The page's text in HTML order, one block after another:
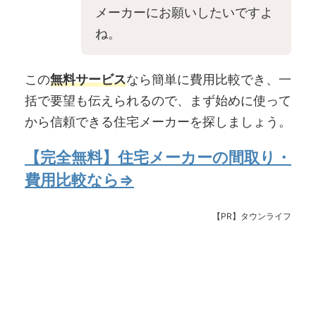
メーカーにお願いしたいですよ
ね。
この無料サービスなら簡単に費用比較でき、一
括で要望も伝えられるので、まず始めに使って
から信頼できる住宅メーカーを探しましょう。
【完全無料】住宅メーカーの間取り・
費用比較なら⇒
【PR】タウンライフ